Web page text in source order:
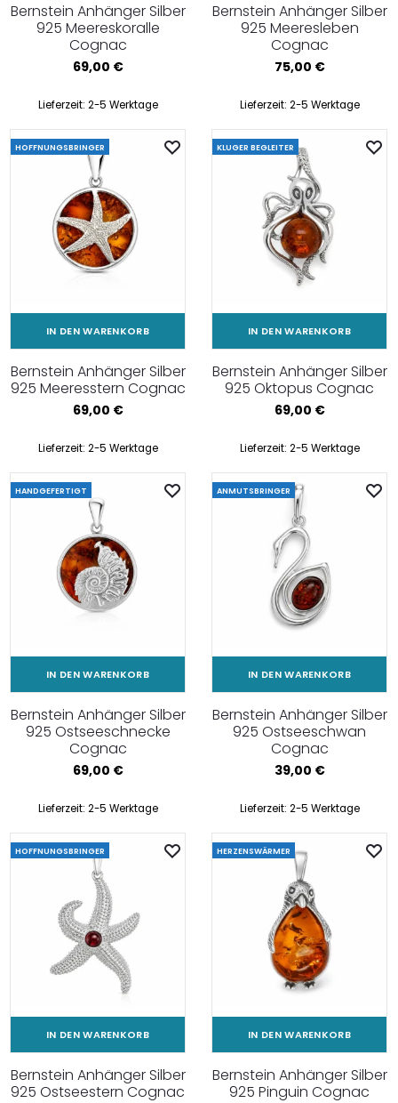
Bernstein Anhänger Silber
925 Meereskoralle
Cognac
69,00 €
Lieferzeit: 2-5 Werktage
Bernstein Anhänger Silber
925 Meeresleben
Cognac
75,00 €
Lieferzeit: 2-5 Werktage
HOFFNUNGSBRINGER
IN DEN WARENKORB
Bernstein Anhänger Silber
925 Meeresstern Cognac
69,00 €
Lieferzeit: 2-5 Werktage
KLUGER BEGLEITER
IN DEN WARENKORB
Bernstein Anhänger Silber
925 Oktopus Cognac
69,00 €
Lieferzeit: 2-5 Werktage
HANDGEFERTIGT
IN DEN WARENKORB
Bernstein Anhänger Silber
925 Ostseeschnecke
Cognac
69,00 €
Lieferzeit: 2-5 Werktage
ANMUTSBRINGER
IN DEN WARENKORB
Bernstein Anhänger Silber
925 Ostseeschwan
Cognac
39,00 €
Lieferzeit: 2-5 Werktage
HOFFNUNGSBRINGER
IN DEN WARENKORB
Bernstein Anhänger Silber
925 Ostseestern Cognac
HERZENSWÄRMER
IN DEN WARENKORB
Bernstein Anhänger Silber
925 Pinguin Cognac